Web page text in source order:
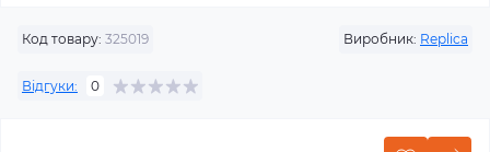
Код товару: 325019 Виробник: Replica
Відгуки: 0